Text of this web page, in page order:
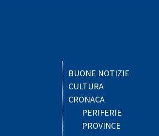
BUONE NOTIZIE
CULTURA
CRONACA
PERIFERIE
PROVINCE